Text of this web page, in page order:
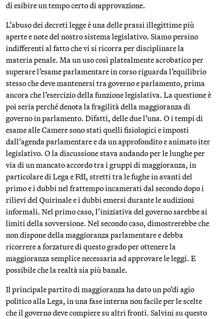
di esibire un tempo certo di approvazione.
L’abuso dei decreti legge è una delle prassi illegittime più
aperte e note del nostro sistema legislativo. Siamo persino
indifferenti al fatto che vi si ricorra per disciplinare la
materia penale. Ma un uso così platealmente acrobatico per
superare l’esame parlamentare in corso riguarda l’equilibrio
stesso che deve mantenersi tra governo e parlamento, prima
ancora che l’esercizio della funzione legislativa. La questione è
poi seria perché denota la fragilità della maggioranza di
governo in parlamento. Difatti, delle due l’una. O i tempi di
esame alle Camere sono stati quelli fisiologici e imposti
dall’agenda parlamentare e da un approfondito e animato iter
legislativo. O la discussione stava andando per le lunghe per
via di un mancato accordo tra i gruppi di maggioranza, in
particolare di Lega e FdI, stretti tra le fughe in avanti del
primo e i dubbi nel frattempo incamerati dal secondo dopo i
rilievi del Quirinale e i dubbi emersi durante le audizioni
informali. Nel primo caso, l’iniziativa del governo sarebbe ai
limiti della sovversione. Nel secondo caso, dimostrerebbe che
non dispone della maggioranza parlamentare e debba
ricorrere a forzature di questo grado per ottenere la
maggioranza semplice necessaria ad approvare le leggi. E
possibile che la realtà sia più banale.
Il principale partito di maggioranza ha dato un po’di agio
politico alla Lega, in una fase interna non facile per le scelte
che il governo deve compiere su altri fronti. Salvini su questo